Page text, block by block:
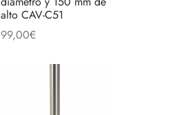
alto CAV-C51
99,00€